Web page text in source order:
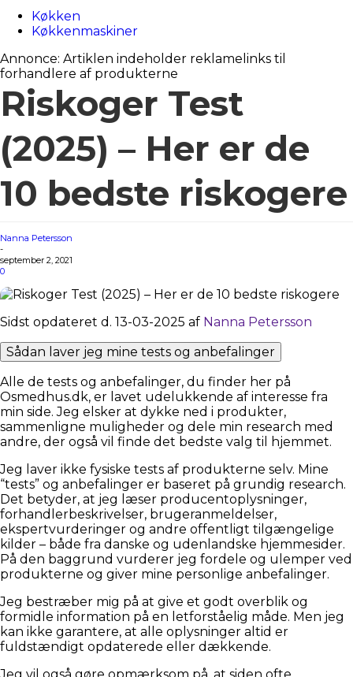
Køkken
Køkkenmaskiner
Annonce: Artiklen indeholder reklamelinks til
forhandlere af produkterne
Riskoger Test
(2025) – Her er de
10 bedste riskogere
Nanna Petersson
-
september 2, 2021
0
Sidst opdateret d. 13-03-2025 af Nanna Petersson
Sådan laver jeg mine tests og anbefalinger
Alle de tests og anbefalinger, du finder her på
Osmedhus.dk, er lavet udelukkende af interesse fra
min side. Jeg elsker at dykke ned i produkter,
sammenligne muligheder og dele min research med
andre, der også vil finde det bedste valg til hjemmet.
Jeg laver ikke fysiske tests af produkterne selv. Mine
“tests” og anbefalinger er baseret på grundig research.
Det betyder, at jeg læser producentoplysninger,
forhandlerbeskrivelser, brugeranmeldelser,
ekspertvurderinger og andre offentligt tilgængelige
kilder – både fra danske og udenlandske hjemmesider.
På den baggrund vurderer jeg fordele og ulemper ved
produkterne og giver mine personlige anbefalinger.
Jeg bestræber mig på at give et godt overblik og
formidle information på en letforståelig måde. Men jeg
kan ikke garantere, at alle oplysninger altid er
fuldstændigt opdaterede eller dækkende.